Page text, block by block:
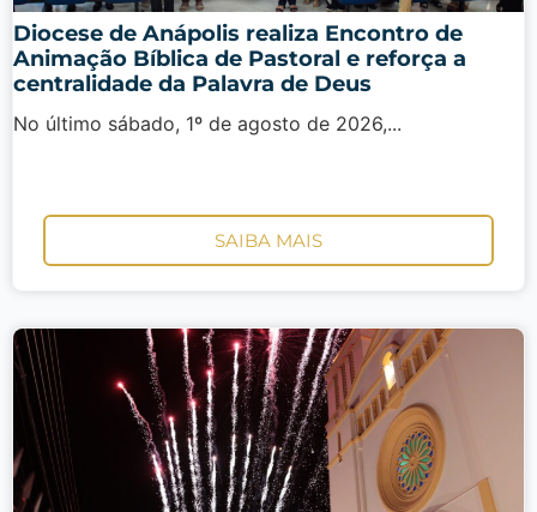
Diocese de Anápolis realiza Encontro de
Animação Bíblica de Pastoral e reforça a
centralidade da Palavra de Deus
No último sábado, 1º de agosto de 2026,...
SAIBA MAIS